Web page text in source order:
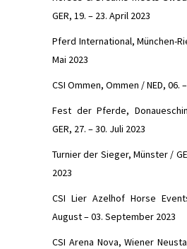
GER, 19. – 23. April 2023
Pferd International, München-
Mai 2023
CSI Ommen, Ommen / NED, 06.
Fest der Pferde,
GER, 27. – 30. Juli 2023
Turnier der Sieger, Münster /
2023
CSI Lier Azelhof Horse
August – 03. September 2023
CSI Arena Nova, Wiener